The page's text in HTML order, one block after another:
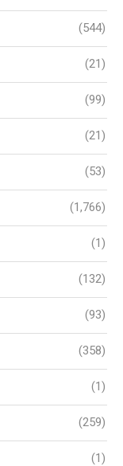
(544)
(21)
(99)
(21)
(53)
(1,766)
(1)
(132)
(93)
(358)
(1)
(259)
(1)